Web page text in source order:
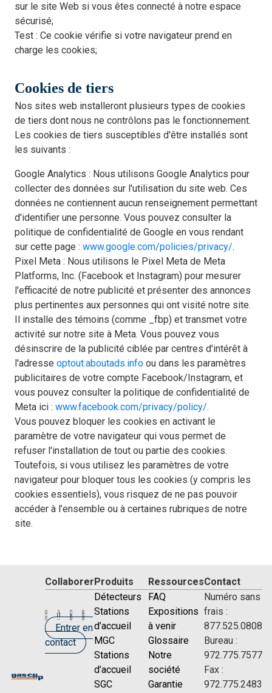
sur le site Web si vous êtes connecté à notre espace
sécurisé;
Test : Ce cookie vérifie si votre navigateur prend en
charge les cookies;
Cookies de tiers
Nos sites web installeront plusieurs types de cookies
de tiers dont nous ne contrôlons pas le fonctionnement.
Les cookies de tiers susceptibles d'être installés sont
les suivants :
Google Analytics : Nous utilisons Google Analytics pour
collecter des données sur l'utilisation du site web. Ces
données ne contiennent aucun renseignement permettant
d'identifier une personne. Vous pouvez consulter la
politique de confidentialité de Google en vous rendant
sur cette page : www.google.com/policies/privacy/.
Pixel Meta : Nous utilisons le Pixel Meta de Meta
Platforms, Inc. (Facebook et Instagram) pour mesurer
l'efficacité de notre publicité et présenter des annonces
plus pertinentes aux personnes qui ont visité notre site.
Il installe des témoins (comme _fbp) et transmet votre
activité sur notre site à Meta. Vous pouvez vous
désinscrire de la publicité ciblée par centres d'intérêt à
l'adresse optout.aboutads.info ou dans les paramètres
publicitaires de votre compte Facebook/Instagram, et
vous pouvez consulter la politique de confidentialité de
Meta ici : www.facebook.com/privacy/policy/.
Vous pouvez bloquer les cookies en activant le
paramètre de votre navigateur qui vous permet de
refuser l'installation de tout ou partie des cookies.
Toutefois, si vous utilisez les paramètres de votre
navigateur pour bloquer tous les cookies (y compris les
cookies essentiels), vous risquez de ne pas pouvoir
accéder à l’ensemble ou à certaines rubriques de notre
site.
Collaborer
Entrer en
contact
Produits
Détecteurs
Stations
d’accueil
MGC
Stations
d’accueil
SGC
Ressources
FAQ
Expositions
à venir
Glossaire
Notre
société
Garantie
Contact
Numéro sans
frais :
877.525.0808
Bureau :
972.775.7577
Fax :
972.775.2483